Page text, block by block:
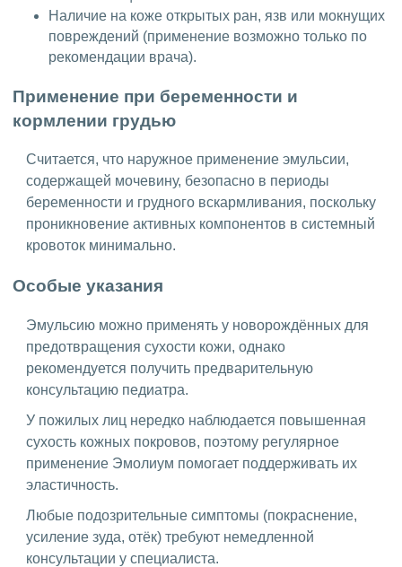
Наличие на коже открытых ран, язв или мокнущих
повреждений (применение возможно только по
рекомендации врача).
Применение при беременности и
кормлении грудью
Считается, что наружное применение эмульсии,
содержащей мочевину, безопасно в периоды
беременности и грудного вскармливания, поскольку
проникновение активных компонентов в системный
кровоток минимально.
Особые указания
Эмульсию можно применять у новорождённых для
предотвращения сухости кожи, однако
рекомендуется получить предварительную
консультацию педиатра.
У пожилых лиц нередко наблюдается повышенная
сухость кожных покровов, поэтому регулярное
применение Эмолиум помогает поддерживать их
эластичность.
Любые подозрительные симптомы (покраснение,
усиление зуда, отёк) требуют немедленной
консультации у специалиста.